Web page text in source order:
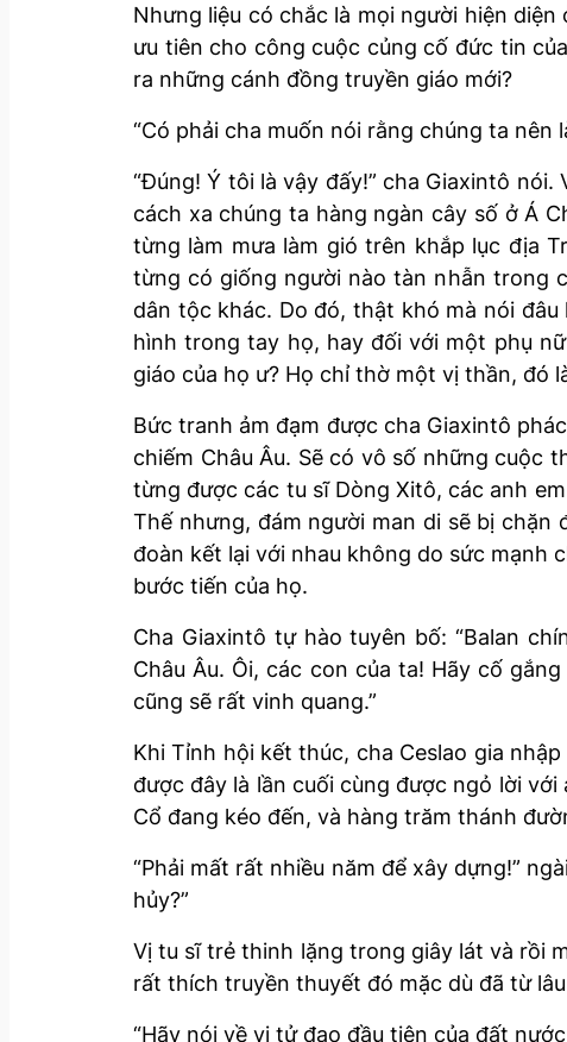
Nhưng liệu có chắc là mọi người hiện
ưu tiên cho công cuộc củng cố đức tin
ra những cánh đồng truyền giáo mới?
“Có phải cha muốn nói rằng chúng ta nên
“Đúng! Ý tôi là vậy đấy!” cha Giaxintô
cách xa chúng ta hàng ngàn cây số ở Á
từng làm mưa làm gió trên khắp lục địa
từng có giống người nào tàn nhẫn trong
dân tộc khác. Do đó, thật khó mà nói
hình trong tay họ, hay đối với một phụ
giáo của họ ư? Họ chỉ thờ một vị thần, đó
Bức tranh ảm đạm được cha Giaxintô
chiếm Châu Âu. Sẽ có vô số những cuộc
từng được các tu sĩ Dòng Xitô, các anh
Thế nhưng, đám người man di sẽ bị
đoàn kết lại với nhau không do sức mạnh
bước tiến của họ.
Cha Giaxintô tự hào tuyên bố: “Balan
Châu Âu. Ôi, các con của ta! Hãy cố
cũng sẽ rất vinh quang.”
Khi Tỉnh hội kết thúc, cha Ceslao gia
được đây là lần cuối cùng được ngỏ lời
Cổ đang kéo đến, và hàng trăm thánh
“Phải mất rất nhiều năm để xây dựng!”
hủy?”
Vị tu sĩ trẻ thinh lặng trong giây lát và rồi
rất thích truyền thuyết đó mặc dù đã từ
“Hãy nói về vị tử đạo đầu tiên của đất